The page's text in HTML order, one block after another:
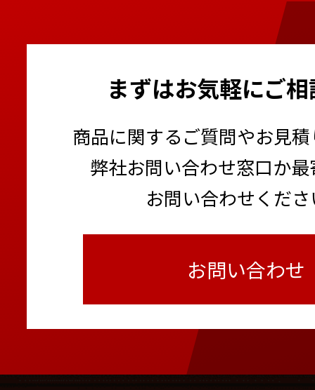
まずはお気軽にご
商品に関するご質問やお見
弊社お問い合わせ窓口か
お問い合わせくだ
お問い合わせ